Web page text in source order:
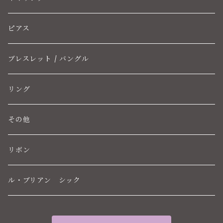
ピアス
ブレスレット / バングル
リング
その他
リボン
ル・ブリアン シック